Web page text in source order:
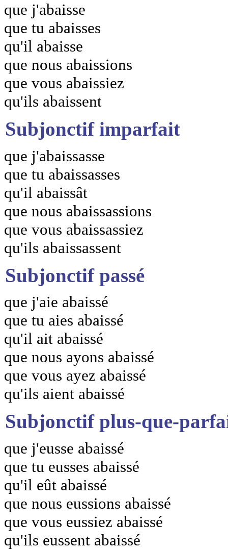
que j'abaisse
que tu abaisses
qu'il abaisse
que nous abaissions
que vous abaissiez
qu'ils abaissent
Subjonctif imparfait
que j'abaissasse
que tu abaissasses
qu'il abaissât
que nous abaissassions
que vous abaissassiez
qu'ils abaissassent
Subjonctif passé
que j'aie abaissé
que tu aies abaissé
qu'il ait abaissé
que nous ayons abaissé
que vous ayez abaissé
qu'ils aient abaissé
Subjonctif plus-que-
que j'eusse abaissé
que tu eusses abaissé
qu'il eût abaissé
que nous eussions abaissé
que vous eussiez abaissé
qu'ils eussent abaissé